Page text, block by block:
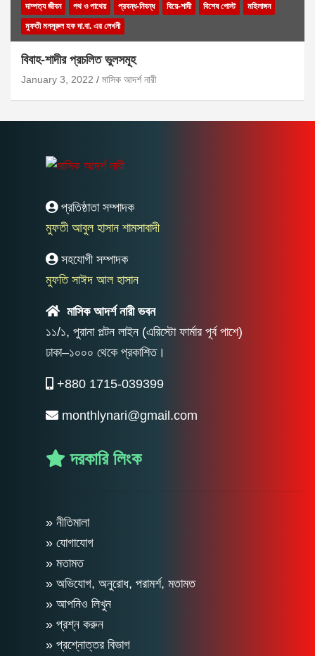
দাম্পত্য জীবন পথ ও পাথেয় প্রবন্ধ-নিবন্ধ বিয়ে-শাদী বিশেষ পোস্ট
মহিলাঙ্গন
মুফতী মনসূরুল হক দা.বা. এর লেখনী
বিবাহ-শাদীর প্রচলিত ভুলসমূহ
January 3, 2022 মাসিক আদর্শ নারী
প্রতিষ্ঠাতা সম্পাদক
মুফতী আবুল হাসান শামসাবাদী
সহযোগী সম্পাদক
মুফতি সাঈদ আল হাসান
মাসিক আদর্শ নারী ভবন
১১/১, পুরানা পল্টন লাইন (এরিস্টো ফার্মার পূর্ব পাশে)
ঢাকা–১০০০ থেকে প্রকাশিত।
+880 1715-039399
monthlynari@gmail.com
দরকারি লিংক
» নীতিমালা
» যোগাযোগ
» মতামত
» অভিযোগ, অনুরোধ, পরামর্শ, মতামত
» আপনিও লিখুন
» প্রশ্ন করুন
» প্রশ্নোত্তর বিভাগ